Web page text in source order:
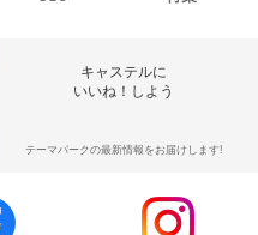
キャステルに
いいね！しよう
テーマパークの最新情報をお届けします!